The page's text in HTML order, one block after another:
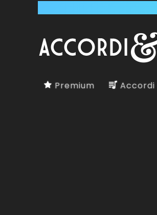
Premium Accordi